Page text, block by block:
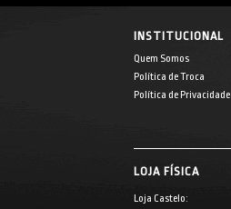
INSTITUCIONAL
Quem Somos
Política de Troca
Política de Privacidade
LOJA FÍSICA
Loja Castelo: